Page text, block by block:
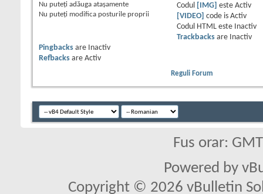
Nu puteţi adăuga ataşamente
Nu puteţi modifica posturile proprii
Codul
[IMG] este Activ
[VIDEO]
code is Activ
Codul HTML este
Inactiv
Trackbacksare
Inactiv
Pingbacks are
Inactiv
Refbacks are Activ
Reguli Forum
Fus orar:
Powered by
Copyright © 2026 vBulletin